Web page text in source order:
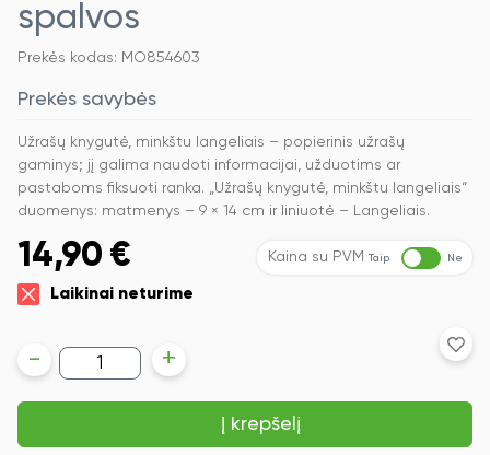
spalvos
Prekės kodas: MO854603
Prekės savybės
Užrašų knygutė, minkštu langeliais – popierinis užrašų
gaminys; jį galima naudoti informacijai, užduotims ar
pastaboms fiksuoti ranka. „Užrašų knygutė, minkštu langeliais“
duomenys: matmenys – 9 × 14 cm ir liniuotė – Langeliais.
14,90 € Kaina su PVM Taip Ne
Laikinai neturime
produkto
kiekis:
Užrašų
knygutė
Classic
- +
Į krepšelį